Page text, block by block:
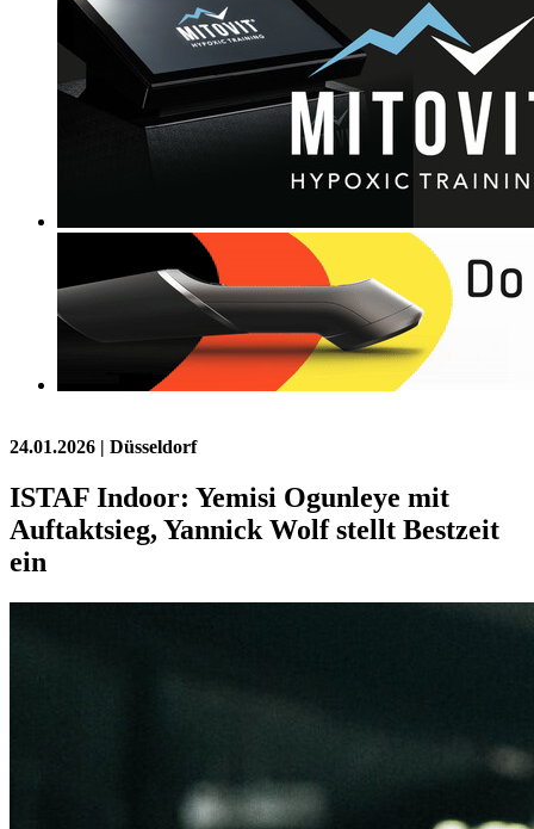
24.01.2026 | Düsseldorf
ISTAF Indoor: Yemisi Ogunleye mit
Auftaktsieg, Yannick Wolf stellt Bestzeit
ein